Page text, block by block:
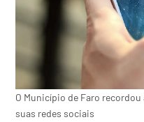
O Município de Faro
suas redes sociais